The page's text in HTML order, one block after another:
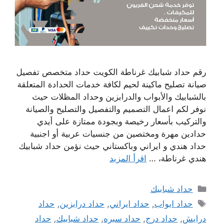
رقم حداد شبابيك غرناطة الكويت حداد متخصص تفصيل
صيانة تصليح ماكينة لحيم لكافة خدمات الحدادة المتعلقة
بالشبابيك والأبواب والدرابزين وحداد المظلات حيث
نوفر لكم اعمال التصميم والتفصيل والتصليح والصيانة
والتركيب بأسعار رخيصة وبجودة ممتازة على أيدي
حدادين مهرة ومختصين من جنسيات عربية أو اجنبية
حداد هندي و ايراني وباكستاني حيث نؤمن حداد شبابيك
هندي غرناطة، … اقرأ المزيد
التصنيفات
حداد شبابيك
الوسوم
حداد ابواب, حداد ايراني, حداد درابزين, حداد
درايش, حداد درج, حداد سبره, حداد شبابيك, حداد